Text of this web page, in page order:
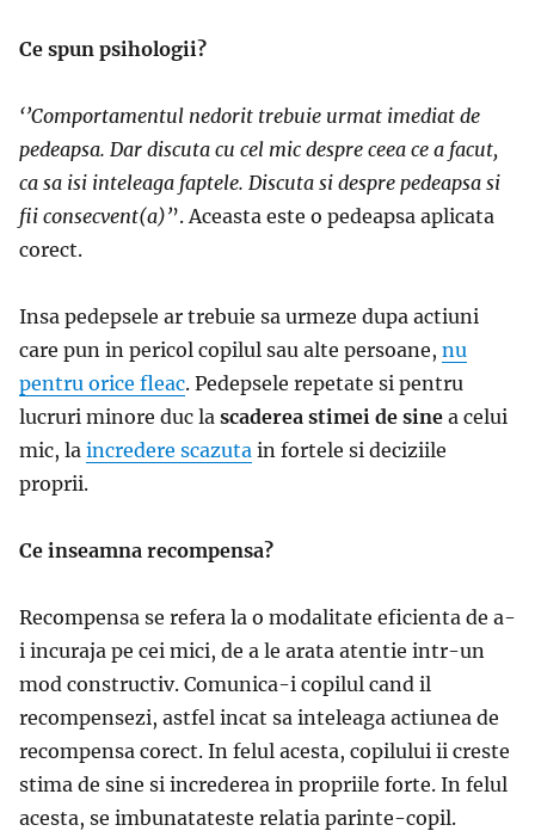
Ce spun psihologii?
‘’Comportamentul nedorit trebuie urmat imediat de
pedeapsa. Dar discuta cu cel mic despre ceea ce a facut,
ca sa isi inteleaga faptele. Discuta si despre pedeapsa si
fii consecvent(a)’’. Aceasta este o pedeapsa aplicata
corect.
Insa pedepsele ar trebuie sa urmeze dupa actiuni
care pun in pericol copilul sau alte persoane, nu
pentru orice fleac. Pedepsele repetate si pentru
lucruri minore duc la scaderea stimei de sine a celui
mic, la incredere scazuta in fortele si deciziile
proprii.
Ce inseamna recompensa?
Recompensa se refera la o modalitate eficienta de a-
i incuraja pe cei mici, de a le arata atentie intr-un
mod constructiv. Comunica-i copilul cand il
recompensezi, astfel incat sa inteleaga actiunea de
recompensa corect. In felul acesta, copilului ii creste
stima de sine si increderea in propriile forte. In felul
acesta, se imbunatateste relatia parinte-copil.